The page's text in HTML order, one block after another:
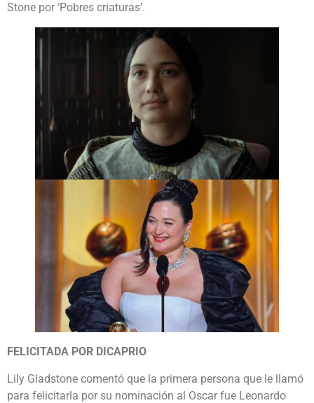
Stone por ‘Pobres criaturas’.
FELICITADA POR DICAPRIO
Lily Gladstone comentó que la primera persona que le llamó
para felicitarla por su nominación al Oscar fue Leonardo